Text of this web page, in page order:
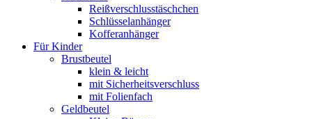
Reißverschlusstäschchen
Schlüsselanhänger
Kofferanhänger
Für Kinder
Brustbeutel
klein & leicht
mit Sicherheitsverschluss
mit Folienfach
Geldbeutel